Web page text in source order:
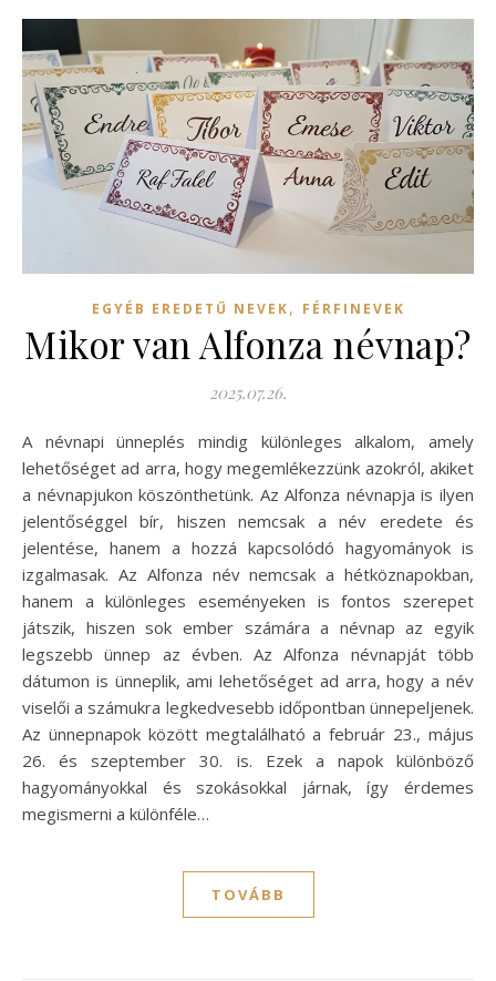
EGYÉB EREDETŰ NEVEK, FÉRFINEVEK
Mikor van Alfonza névnap?
2025.07.26.
A névnapi ünneplés mindig különleges alkalom, amely
lehetőséget ad arra, hogy megemlékezzünk azokról, akiket
a névnapjukon köszönthetünk. Az Alfonza névnapja is ilyen
jelentőséggel bír, hiszen nemcsak a név eredete és
jelentése, hanem a hozzá kapcsolódó hagyományok is
izgalmasak. Az Alfonza név nemcsak a hétköznapokban,
hanem a különleges eseményeken is fontos szerepet
játszik, hiszen sok ember számára a névnap az egyik
legszebb ünnep az évben. Az Alfonza névnapját több
dátumon is ünneplik, ami lehetőséget ad arra, hogy a név
viselői a számukra legkedvesebb időpontban ünnepeljenek.
Az ünnepnapok között megtalálható a február 23., május
26. és szeptember 30. is. Ezek a napok különböző
hagyományokkal és szokásokkal járnak, így érdemes
megismerni a különféle…
TOVÁBB